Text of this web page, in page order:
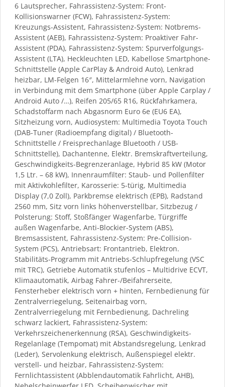
6 Lautsprecher, Fahrassistenz-System: Front-
Kollisionswarner (FCW), Fahrassistenz-System:
Kreuzungs-Assistent, Fahrassistenz-System: Notbrems-
Assistent (AEB), Fahrassistenz-System: Proaktiver Fahr-
Assistent (PDA), Fahrassistenz-System: Spurverfolgungs-
Assistent (LTA), Heckleuchten LED, Kabellose Smartphone-
Schnittstelle (Apple CarPlay & Android Auto), Lenkrad
heizbar, LM-Felgen 16″, Mittelarmlehne vorn, Navigation
in Verbindung mit dem Smartphone (über Apple Carplay /
Android Auto /…), Reifen 205/65 R16, Rückfahrkamera,
Schadstoffarm nach Abgasnorm Euro 6e (EU6 EA),
Sitzheizung vorn, Audiosystem: Multimedia Toyota Touch
(DAB-Tuner (Radioempfang digital) / Bluetooth-
Schnittstelle / Freisprechanlage Bluetooth / USB-
Schnittstelle), Dachantenne, Elektr. Bremskraftverteilung,
Geschwindigkeits-Begrenzeranlage, Hybrid 85 kW (Motor
1,5 Ltr. – 68 kW), Innenraumfilter: Staub- und Pollenfilter
mit Aktivkohlefilter, Karosserie: 5-türig, Multimedia
Display (7,0 Zoll), Parkbremse elektrisch (EPB), Radstand
2560 mm, Sitz vorn links höhenverstellbar, Sitzbezug /
Polsterung: Stoff, Stoßfänger Wagenfarbe, Türgriffe
außen Wagenfarbe, Anti-Blockier-System (ABS),
Bremsassistent, Fahrassistenz-System: Pre-Collision-
System (PCS), Antriebsart: Frontantrieb, Elektron.
Stabilitäts-Programm mit Antriebs-Schlupfregelung (VSC
mit TRC), Getriebe Automatik stufenlos – Multidrive ECVT,
Klimaautomatik, Airbag Fahrer-/Beifahrerseite,
Fensterheber elektrisch vorn + hinten, Fernbedienung für
Zentralverriegelung, Seitenairbag vorn,
Zentralverriegelung mit Fernbedienung, Dachreling
schwarz lackiert, Fahrassistenz-System:
Verkehrszeichenerkennung (RSA), Geschwindigkeits-
Regelanlage (Tempomat) mit Abstandsregelung, Lenkrad
(Leder), Servolenkung elektrisch, Außenspiegel elektr.
verstell- und heizbar, Fahrassistenz-System:
Fernlichtassistent (Abblendautomatik Fahrlicht, AHB),